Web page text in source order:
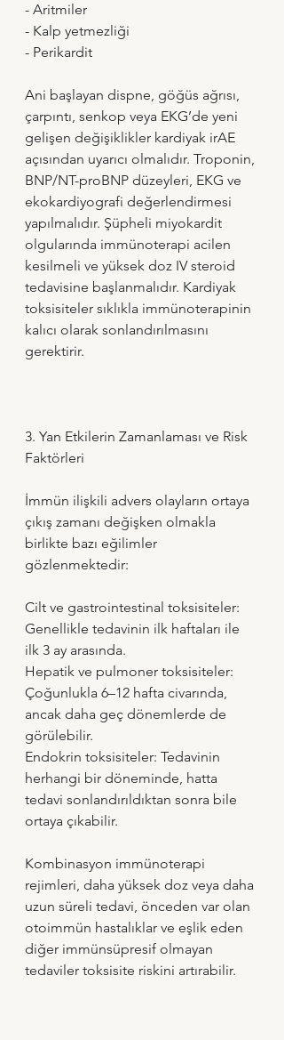
- Aritmiler
- Kalp yetmezliği
- Perikardit
Ani başlayan dispne, göğüs ağrısı,
çarpıntı, senkop veya EKG’de yeni
gelişen değişiklikler kardiyak irAE
açısından uyarıcı olmalıdır. Troponin,
BNP/NT-proBNP düzeyleri, EKG ve
ekokardiyografi değerlendirmesi
yapılmalıdır. Şüpheli miyokardit
olgularında immünoterapi acilen
kesilmeli ve yüksek doz IV steroid
tedavisine başlanmalıdır. Kardiyak
toksisiteler sıklıkla immünoterapinin
kalıcı olarak sonlandırılmasını
gerektirir.
3. Yan Etkilerin Zamanlaması ve Risk
Faktörleri
İmmün ilişkili advers olayların ortaya
çıkış zamanı değişken olmakla
birlikte bazı eğilimler
gözlenmektedir:
Cilt ve gastrointestinal toksisiteler:
Genellikle tedavinin ilk haftaları ile
ilk 3 ay arasında.
Hepatik ve pulmoner toksisiteler:
Çoğunlukla 6–12 hafta civarında,
ancak daha geç dönemlerde de
görülebilir.
Endokrin toksisiteler: Tedavinin
herhangi bir döneminde, hatta
tedavi sonlandırıldıktan sonra bile
ortaya çıkabilir.
Kombinasyon immünoterapi
rejimleri, daha yüksek doz veya daha
uzun süreli tedavi, önceden var olan
otoimmün hastalıklar ve eşlik eden
diğer immünsüpresif olmayan
tedaviler toksisite riskini artırabilir.